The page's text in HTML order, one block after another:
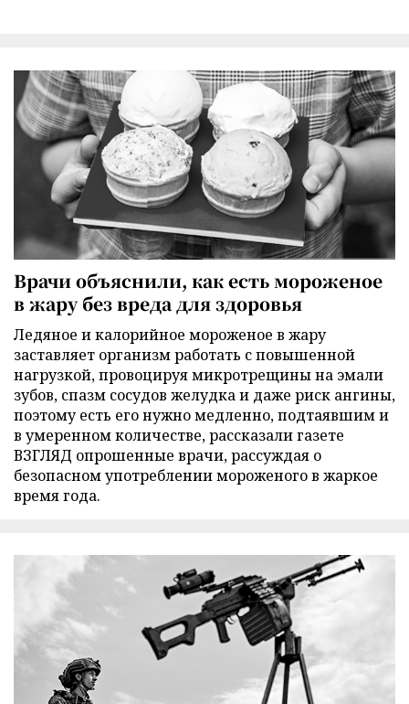
Врачи объяснили, как есть мороженое
в жару без вреда для здоровья
Ледяное и калорийное мороженое в жару
заставляет организм работать с повышенной
нагрузкой, провоцируя микротрещины на эмали
зубов, спазм сосудов желудка и даже риск ангины,
поэтому есть его нужно медленно, подтаявшим и
в умеренном количестве, рассказали газете
ВЗГЛЯД опрошенные врачи, рассуждая о
безопасном употреблении мороженого в жаркое
время года.